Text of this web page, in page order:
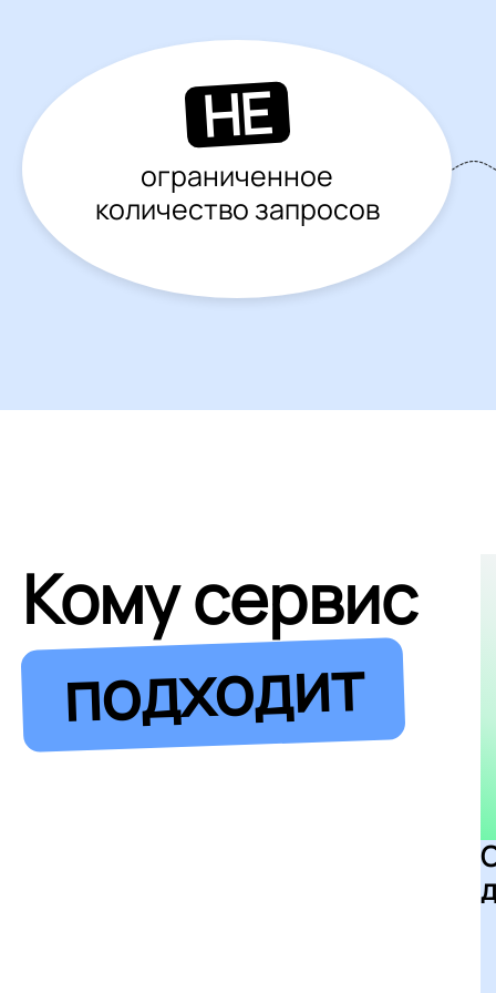
НЕ
ограниченное
количество запросов
Кому сервис
подходит